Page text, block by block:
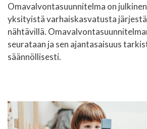
Omavalvontasuunnitelma on
yksityistä varhaiskasvatusta
nähtävillä.
seurataan ja sen ajantasaisuus
säännöllisesti.